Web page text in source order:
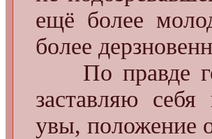
ещё более
более
По правде
заставляю
увы, положение